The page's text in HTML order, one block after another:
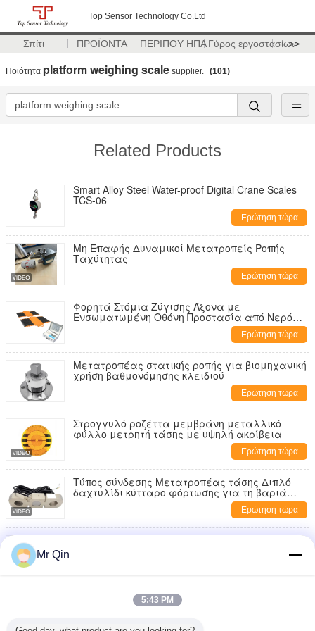
Top Sensor Technology Co.Ltd
Σπίτι ΠΡΟΪΟΝΤΑ ΠΕΡΙΠΟΥ ΗΠΑΓύρος εργοστασίων
>>
Ποιότητα platform weighing scale supplier. (101)
Related Products
Smart Alloy Steel Water-proof Digital Crane Scales
TCS-06
Ερώτηση τώρα
Μη Επαφής Δυναμικοί Μετατροπείς Ροπής
Ταχύτητας
Ερώτηση τώρα
Φορητά Στόμια Ζύγισης Άξονα με
Ενσωματωμένη Οθόνη Προστασία από Νερό
Ερώτηση τώρα
Μετατροπέας στατικής ροπής για βιομηχανική
χρήση βαθμονόμησης κλειδιού
Ερώτηση τώρα
Στρογγυλό ροζέττα μεμβράνη μεταλλικό
φύλλο μετρητή τάσης με υψηλή ακρίβεια
Ερώτηση τώρα
Τύπος σύνδεσης Μετατροπέας τάσης Διπλό
δαχτυλίδι κύτταρο φόρτωσης για τη βαριά
Ερώτηση τώρα
Max Capacity 20.000kg Portable Axle Scale Portable
Weighing for Various Applications
Mr Qin
5:43 PM